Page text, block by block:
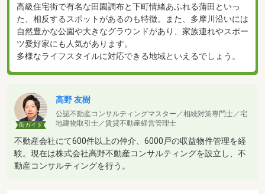
高級住宅街で有名な田園調布と下町情緒あふれる蒲田といっ
た、相反するスポットがあるのも特徴。また、多摩川沿いには
自然豊かな公園や大きなグラウンドがあり、家族連れやスポー
ツ愛好家にも人気があります。
多様なライフスタイルに対応できる地域といえるでしょう。
街ガイド
高野 友樹
公認不動産コンサルティングマスター／相続対策専門士／宅
地建物取引士／賃貸不動産経営管理士
不動産会社にて600件以上の仲介、6000戸の収益物件管理を経
験。現在は株式会社高野不動産コンサルティングを設立し、不
動産コンサルティングを行う。